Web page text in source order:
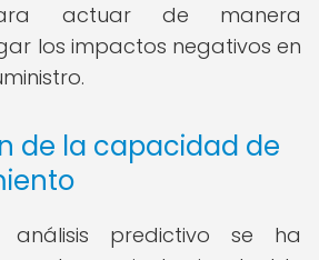
actuar de manera
los impactos negativos en
de la capacidad de
predictivo se ha